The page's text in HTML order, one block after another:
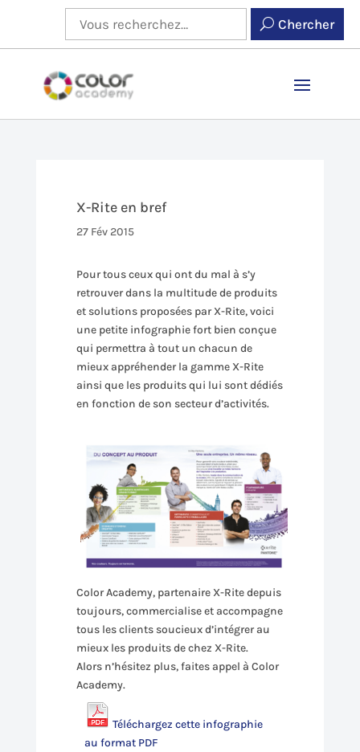
Chercher
X-Rite en bref
27 Fév 2015
Pour tous ceux qui ont du mal à s’y
retrouver dans la multitude de produits
et solutions proposées par X-Rite, voici
une petite infographie fort bien conçue
qui permettra à tout un chacun de
mieux appréhender la gamme X-Rite
ainsi que les produits qui lui sont dédiés
en fonction de son secteur d’activités.
Color Academy, partenaire X-Rite depuis
toujours, commercialise et accompagne
tous les clients soucieux d’intégrer au
mieux les produits de chez X-Rite.
Alors n’hésitez plus, faites appel à Color
Academy.
Téléchargez cette infographie
au format PDF